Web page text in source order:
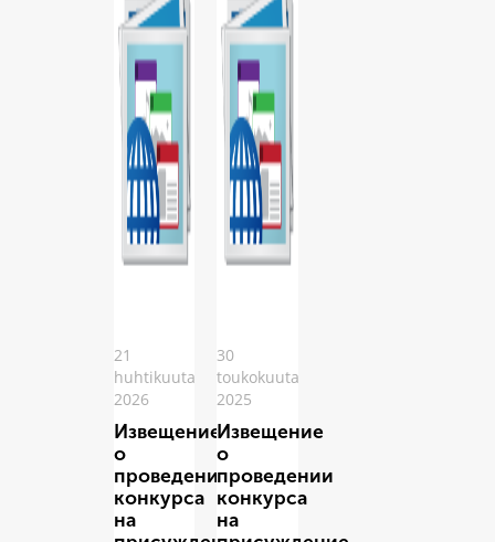
21
huhtikuuta
2026
Извещение
о
проведении
конкурса
на
30
toukokuuta
2025
Извещение
о
проведении
конкурса
на